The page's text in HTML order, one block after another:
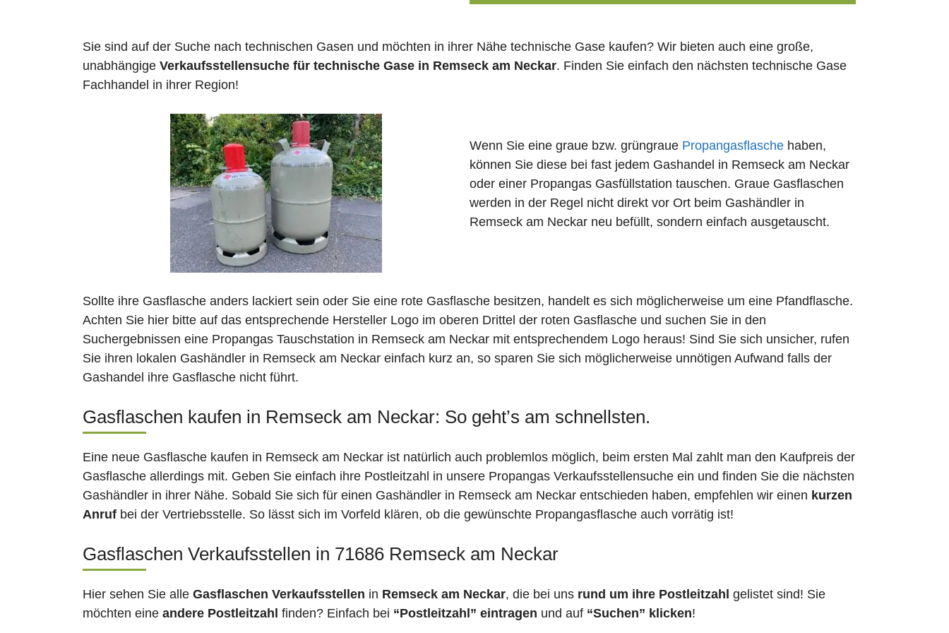
Sie sind auf der Suche nach technischen Gasen und möchten in ihrer Nähe technische Gase kaufen? Wir bieten auch eine große,
unabhängige Verkaufsstellensuche für technische Gase in Remseck am Neckar. Finden Sie einfach den nächsten technische Gase
Fachhandel in ihrer Region!
Wenn Sie eine graue bzw. grüngraue Propangasflaschehaben,
können Sie diese bei fast jedem Gashandel in Remseck am Neckar
oder einer Propangas Gasfüllstation tauschen. Graue Gasflaschen
werden in der Regel nicht direkt vor Ort beim Gashändler in
Remseck am Neckar neu befüllt, sondern einfach ausgetauscht.
Sollte ihre Gasflasche anders lackiert sein oder Sie eine rote Gasflasche besitzen, handelt es sich möglicherweise um eine Pfandflasche.
Achten Sie hier bitte auf das entsprechende Hersteller Logo im oberen Drittel der roten Gasflasche und suchen Sie in den
Suchergebnissen eine Propangas Tauschstation in Remseck am Neckar mit entsprechendem Logo heraus! Sind Sie sich unsicher, rufen
Sie ihren lokalen Gashändler in Remseck am Neckar einfach kurz an, so sparen Sie sich möglicherweise unnötigen Aufwand falls der
Gashandel ihre Gasflasche nicht führt.
Gasflaschen kaufen in Remseck am Neckar: So geht’s am schnellsten.
Eine neue Gasflasche kaufen in Remseck am Neckar ist natürlich auch problemlos möglich, beim ersten Mal zahlt man den Kaufpreis der
Gasflasche allerdings mit. Geben Sie einfach ihre Postleitzahl in unsere Propangas Verkaufsstellensuche ein und finden Sie die nächsten
Gashändler in ihrer Nähe. Sobald Sie sich für einen Gashändler in Remseck am Neckar entschieden haben, empfehlen wir einen kurzen
Anruf bei der Vertriebsstelle. So lässt sich im Vorfeld klären, ob die gewünschte Propangasflasche auch vorrätig ist!
Gasflaschen Verkaufsstellen in 71686 Remseck am Neckar
Hier sehen Sie alle Gasflaschen Verkaufsstellen in Remseck am Neckar, die bei uns rund um ihre Postleitzahl gelistet sind! Sie
möchten eine andere Postleitzahl finden? Einfach bei “Postleitzahl” eintragen und auf “Suchen” klicken!